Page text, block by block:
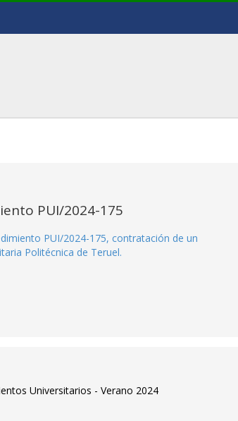
PUI/2024-175
PUI/2024-175, contratación de un
Politécnica de Teruel.
Universitarios - Verano 2024